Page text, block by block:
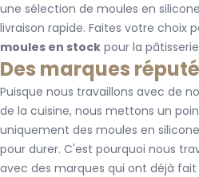
une sélection de moules en
livraison rapide. Faites votre choix
moules en stock pour la
Des marques
Puisque nous travaillons avec de
de la cuisine, nous mettons un
uniquement des moules en
pour durer. C'est pourquoi nous
avec des marques qui ont déjà fait